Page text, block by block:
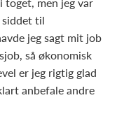
til
jeg sagt mit job
så økonomisk
er jeg rigtig glad
anbefale andre